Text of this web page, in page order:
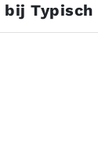
Typisch